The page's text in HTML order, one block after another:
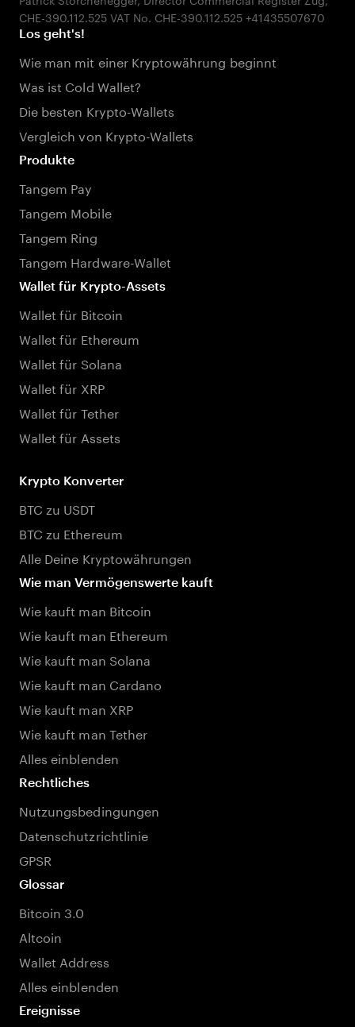
Los geht's!
Wie man mit einer Kryptowährung beginnt
Was ist Cold Wallet?
Die besten Krypto-Wallets
Vergleich von Krypto-Wallets
Produkte
Tangem Pay
Tangem Mobile
Tangem Ring
Tangem Hardware-Wallet
Wallet für Krypto-Assets
Wallet für Bitcoin
Wallet für Ethereum
Wallet für Solana
Wallet für XRP
Wallet für Tether
Wallet für Assets
Krypto Konverter
BTC zu USDT
BTC zu Ethereum
Alle Deine Kryptowährungen
Wie man Vermögenswerte kauft
Wie kauft man Bitcoin
Wie kauft man Ethereum
Wie kauft man Solana
Wie kauft man Cardano
Wie kauft man XRP
Wie kauft man Tether
Alles einblenden
Rechtliches
Nutzungsbedingungen
Datenschutzrichtlinie
GPSR
Glossar
Bitcoin 3.0
Altcoin
Wallet Address
Alles einblenden
Ereignisse